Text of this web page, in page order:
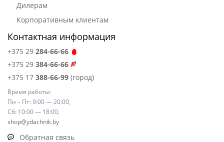
Дилерам
Корпоративным клиентам
Контактная информация
+375 29 284-66-66
+375 29 384-66-66
+375 17 388-66-99 (город)
Время работы:
Пн – Пт: 9:00 — 20:00,
Сб: 10:00 — 18:00,
shop@ydachnik.by
Обратная связь